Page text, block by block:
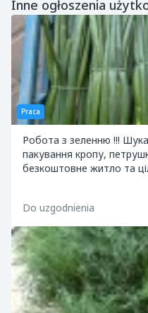
Inne ogłoszenia
Praca
Робота з зеленню !!! Шукаємо 4
пакування кропу,
безкоштовне житло та
Do uzgodnienia